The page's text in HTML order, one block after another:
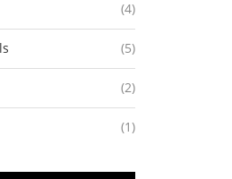
(4)
(5)
(2)
(1)